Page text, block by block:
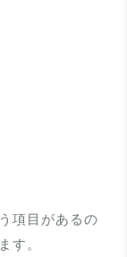
項目があるの
す。